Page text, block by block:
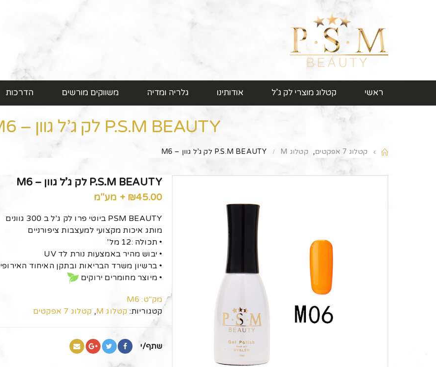
ראשי קטלוג מוצרי לק ג’ל אודותינו גלריה ומדיה משווקים מורשים הדרכות
P.S.M BEAUTY לק ג’ל גוון – M6
קטלוג 7 אפקטים , קטלוג M P.S.M BEAUTY לק ג’ל גוון – M6
P.S.M BEAUTY לק ג’ל גוון – M6
₪45.00 + מע"מ
PSM BEAUTY ביוטי פרו לק ג’ל ב 300 גוונים
מותג איכות מקצועי למעצבות ציפורניים
• תכולה :12 מל’
• יבוש מהיר באמצעות נורת לד UV
• ברשיון משרד הבריאות ובתקן האיחוד האירופי GMP
• מיוצר מחומרים ירוקים
מק"ט: M6
קטגוריות: קטלוג M , קטלוג 7 אפקטים
שתף/י